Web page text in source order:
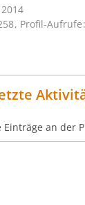
Profil-Aufrufe
Einträge an der